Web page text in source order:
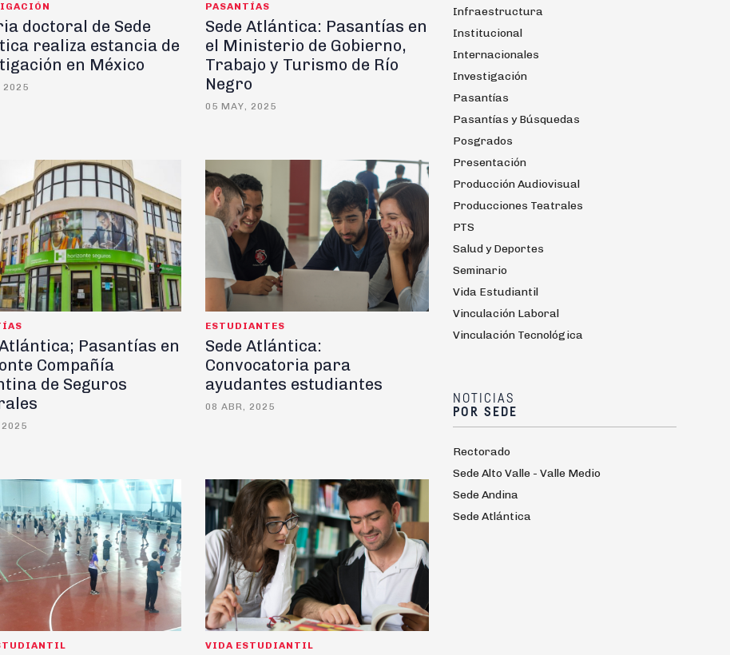
doctoral de Sede
realiza estancia de
en México
2025
PASANTÍAS
Sede Atlántica: Pasantías en
el Ministerio de Gobierno,
Trabajo y Turismo de Río
Negro
05 MAY, 2025
Pasantías en
Compañía
de Seguros
ESTUDIANTES
Sede Atlántica:
Convocatoria para
ayudantes estudiantes
08 ABR, 2025
VIDA ESTUDIANTIL
Infraestructura
Institucional
Internacionales
Investigación
Pasantías
Pasantías y Búsquedas
Posgrados
Presentación
Producción Audiovisual
Producciones Teatrales
PTS
Salud y Deportes
Seminario
Vida Estudiantil
Vinculación Laboral
Vinculación Tecnológica
NOTICIAS
POR SEDE
Rectorado
Sede Alto Valle - Valle Medio
Sede Andina
Sede Atlántica